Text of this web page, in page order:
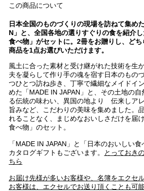
この商品について
日本全国のものづくりの現場を訪ねて集め
N」と、全国各地の選りすぐりの食を紹介
食べ物」がセットに。2冊をお贈りし、ど
商品を1点お選びいただけます。
風土に合った素材と受け継がれた技術を生
夫を凝らして作り手の魂を宿す日本のもの
つひとつ訪ね歩き、丁寧で繊細なメイドイ
めた「MADE IN JAPAN」と、その土地の
る伝統の味わい、異国の地より 伝来しア
旨みなど、こだわりの美味を集めました。
れることなく、まじめなおいしさだけを届
食べ物」のセット。
「MADE IN JAPAN」と「日本のおいしい
カタログギフトもございます。
とっておき
ちら
お届け先様が多いお客様や、名簿をエクセ
お客様は、エクセルでお送り頂くことも可能